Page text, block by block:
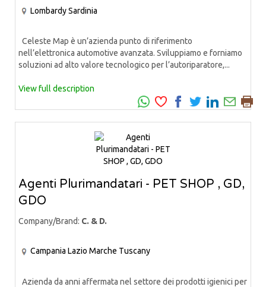
LombardySardinia
Celeste Map è un’azienda punto di riferimento
nell’elettronica automotive avanzata. Sviluppiamo e forniamo
soluzioni ad alto valore tecnologico per l’autoriparatore,...
View full description
Agenti Plurimandatari - PET SHOP , GD,
GDO
Company/Brand: C. & D.
Campania Lazio Marche Tuscany
Azienda da anni affermata nel settore dei prodotti igienici per